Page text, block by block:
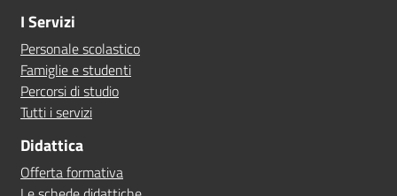
I Servizi
Personale scolastico
Famiglie e studenti
Percorsi di studio
Tutti i servizi
Didattica
Offerta formativa